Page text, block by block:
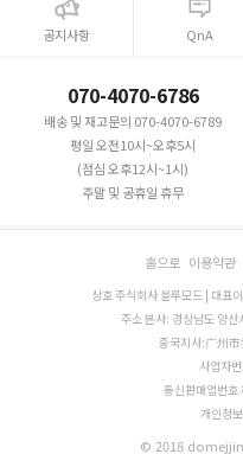
공지사항 QnA
070-4070-6786
배송 및 재고문의 070-4070-6789
평일 오전10시~오후5시
(점심 오후12시~1시)
주말 및 공휴일 휴무
홈으로 이용약관
상호 주식회사 블루모드 | 대
주소 본사: 경상남도 양
중국지사:广州
사업자
통신판매업번
개인정
© 2018 domejjim.